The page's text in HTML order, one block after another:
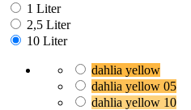
1 Liter
2,5 Liter
10 Liter
dahlia yellow
dahlia yellow 05
dahlia yellow 10